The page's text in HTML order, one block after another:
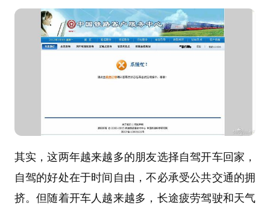
其实，这两年越来越多的朋友选择自驾开车回家，
自驾的好处在于时间自由，不必承受公共交通的拥
挤。但随着开车人越来越多，长途疲劳驾驶和天气